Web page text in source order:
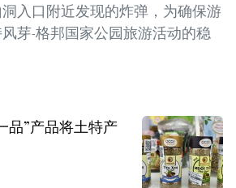
入口附近发现的炸弹，为确保游
芽-格邦国家公园旅游活动的稳
品”产品将土特产